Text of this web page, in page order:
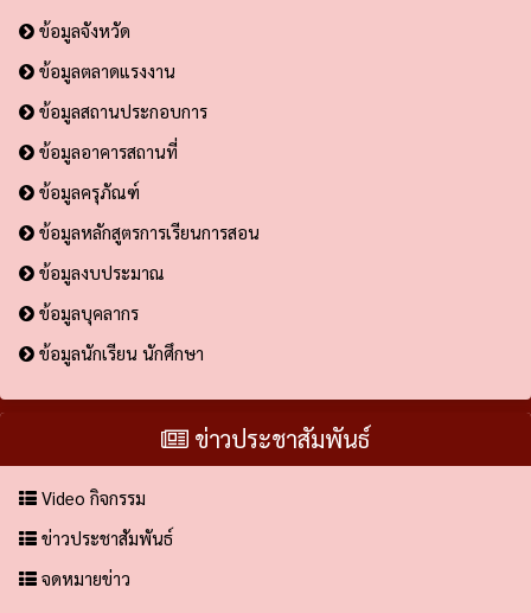
ข้อมูลจังหวัด
ข้อมูลตลาดแรงงาน
ข้อมูลสถานประกอบการ
ข้อมูลอาคารสถานที่
ข้อมูลครุภัณฑ์
ข้อมูลหลักสูตรการเรียนการสอน
ข้อมูลงบประมาณ
ข้อมูลบุคลากร
ข้อมูลนักเรียน นักศึกษา
ข่าวประชาสัมพันธ์
Video กิจกรรม
ข่าวประชาสัมพันธ์
จดหมายข่าว